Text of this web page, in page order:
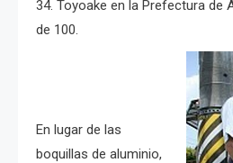
34. Toyoake en la Prefectura de
de 100.
En lugar de las
boquillas de aluminio,